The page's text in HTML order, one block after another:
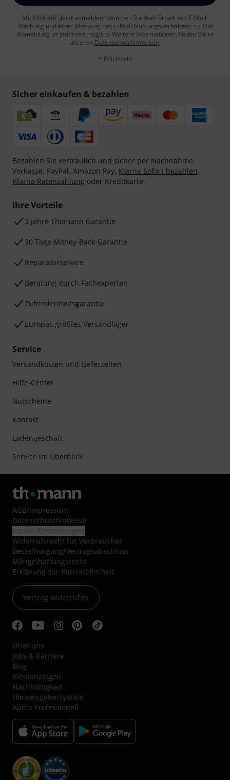
Mit Klick auf „Jetzt anmelden“ stimmen Sie dem Erhalt von E-Mail-
Werbung und einer Messung des E-Mail-Nutzungsverhaltens zu. Die
Abmeldung ist jederzeit möglich. Weitere Informationen finden Sie in
unseren Datenschutzhinweisen.
* Pflichtfeld
Sicher einkaufen & bezahlen
Bezahlen Sie vertraulich und sicher per Nachnahme,
Vorkasse, PayPal, Amazon Pay, Klarna Sofort bezahlen,
Klarna Ratenzahlung oder Kreditkarte.
Ihre Vorteile
3 Jahre Thomann Garantie
30 Tage Money-Back-Garantie
Reparaturservice
Beratung durch Fachexperten
Zufriedenheitsgarantie
Europas größtes Versandlager
Service
Versandkosten und Lieferzeiten
Hilfe-Center
Gutscheine
Kontakt
Ladengeschäft
Service im Überblick
AGB/Impressum
Datenschutzhinweise
Widerrufsrecht für Verbraucher
Bestellvorgang/Vertragsabschluss
Mängelhaftungsrecht
Erklärung zur Barrierefreiheit
Vertrag widerrufen
Über uns
Jobs & Karriere
Blog
Kleinanzeigen
Nachhaltigkeit
Hinweisgebersystem
Audio Professionell